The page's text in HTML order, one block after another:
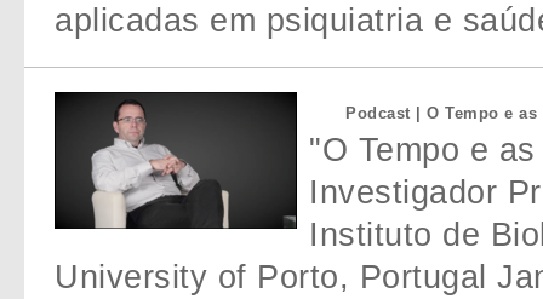
aplicadas em psiquiatria e
Podcast | O Tempo e
"O Tempo e
Investigador
Instituto de
University of Porto, Portugal